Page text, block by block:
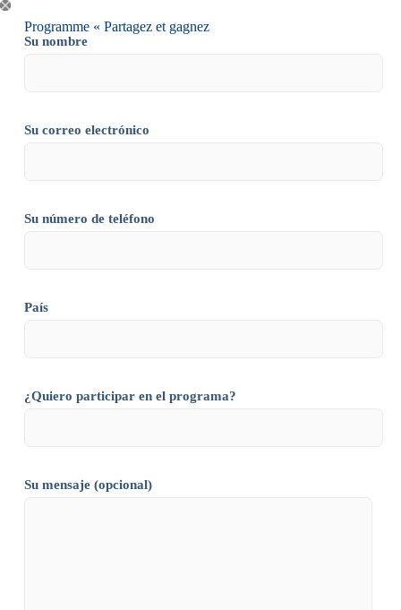
Programme « Partagez et gagnez
Su nombre
Su correo electrónico
Su número de teléfono
País
¿Quiero participar en el programa?
Su mensaje (opcional)